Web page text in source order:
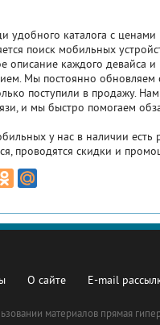
удобного каталога с
поиск мобильных
описание каждого девайса
Мы постоянно обновляем
поступили в продажу.
и мы быстро помогаем
у нас в наличии есть
проводятся скидки и
О сайте E-mail
материалов прямая